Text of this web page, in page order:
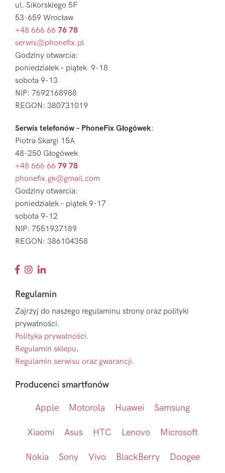
ul. Sikorskiego 5F
53-659 Wrocław
+48 666 66 76 78
serwis@phonefix.pl
Godziny otwarcia:
poniedziałek – piątek 9-18
sobota 9-13
NIP: 7692168988
REGON: 380731019
Serwis telefonów – PhoneFix Głogówek:
Piotra Skargi 15A
48-250 Głogówek
+48 666 66 79 78
phonefix.gk@gmail.com
Godziny otwarcia:
poniedziałek – piątek 9-17
sobota 9-12
NIP: 7551937189
REGON: 386104358
Regulamin
Zajrzyj do naszego regulaminu strony oraz polityki
prywatności.
Polityka prywatności.
Regulamin sklepu.
Regulamin serwisu oraz gwarancji.
Producenci smartfonów
Apple Motorola Huawei Samsung
Xiaomi Asus HTC Lenovo Microsoft
Nokia Sony Vivo BlackBerry Doogee